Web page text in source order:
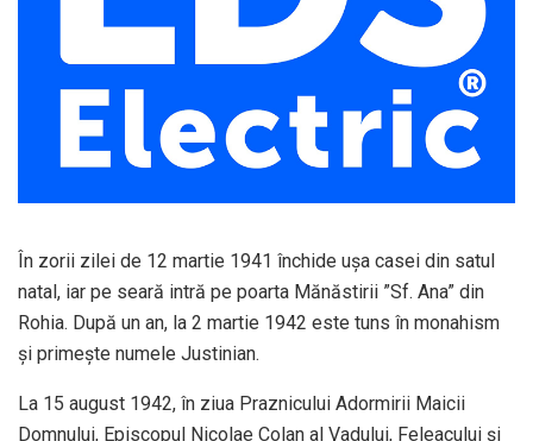
În zorii zilei de 12 martie 1941 închide ușa casei din satul
natal, iar pe seară intră pe poarta Mănăstirii ”Sf. Ana” din
Rohia. După un an, la 2 martie 1942 este tuns în monahism
și primește numele Justinian.
La 15 august 1942, în ziua Praznicului Adormirii Maicii
Domnului, Episcopul Nicolae Colan al Vadului, Feleacului și